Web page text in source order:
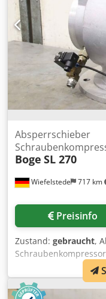
Wiefelstede 717 km
Absperrschieber
Boge SL 270
Preisinfo
Zustand: gebraucht,
Stationäre
Verdichter,
Absperrschieber aus